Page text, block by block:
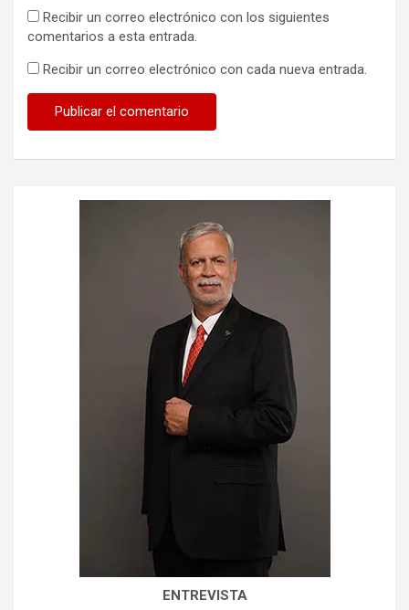
Recibir un correo electrónico con los siguientes
comentarios a esta entrada.
Recibir un correo electrónico con cada nueva entrada.
ENTREVISTA